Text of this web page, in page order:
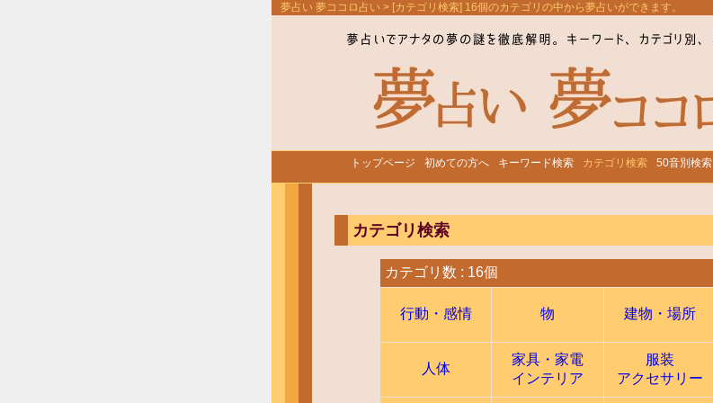
夢占い 夢ココロ占い > [カテゴリ検索] 16個のカテゴリの中から夢占いができます。
50音別検索
カテゴリ検索
キーワード検索
初めての方へ
トップページ
カテゴリ検索
カテゴリ数 : 16個
行動・感情 物 建物・場所
人体
家具・家電
インテリア
服装
アクセサリー